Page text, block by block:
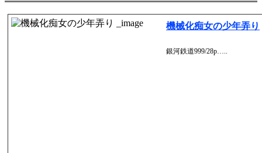
機械化痴女の少年弄り
銀河鉄道999/28p…..